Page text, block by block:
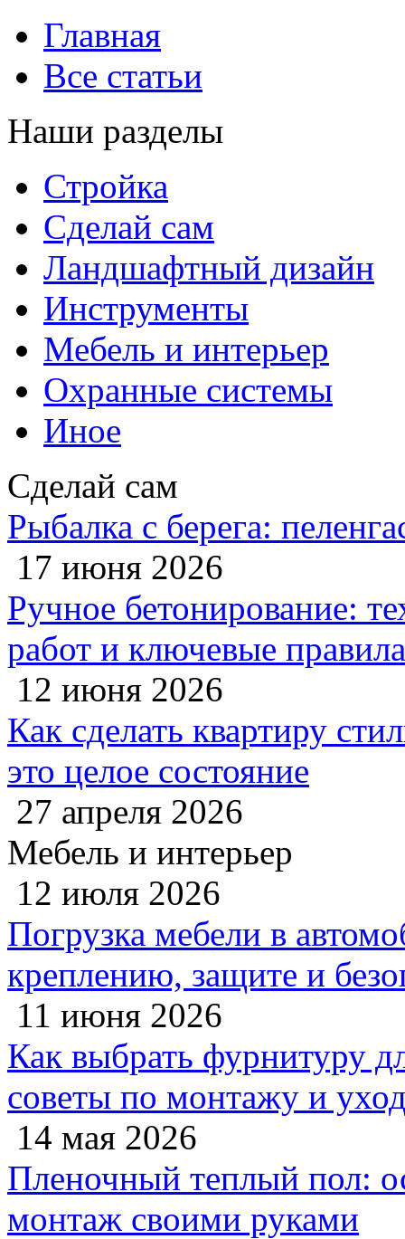
Главная
Все статьи
Наши разделы
Стройка
Сделай сам
Ландшафтный дизайн
Инструменты
Мебель и интерьер
Охранные системы
Иное
Сделай сам
Рыбалка с берега:
17 июня 2026
Ручное бетонирование:
работ и ключевые правила
12 июня 2026
Как сделать квартиру
это целое состояние
27 апреля 2026
Мебель и интерьер
12 июля 2026
Погрузка мебели в
креплению, защите и
11 июня 2026
Как выбрать фурнитуру
советы по монтажу и
14 мая 2026
Пленочный теплый пол:
монтаж своими руками